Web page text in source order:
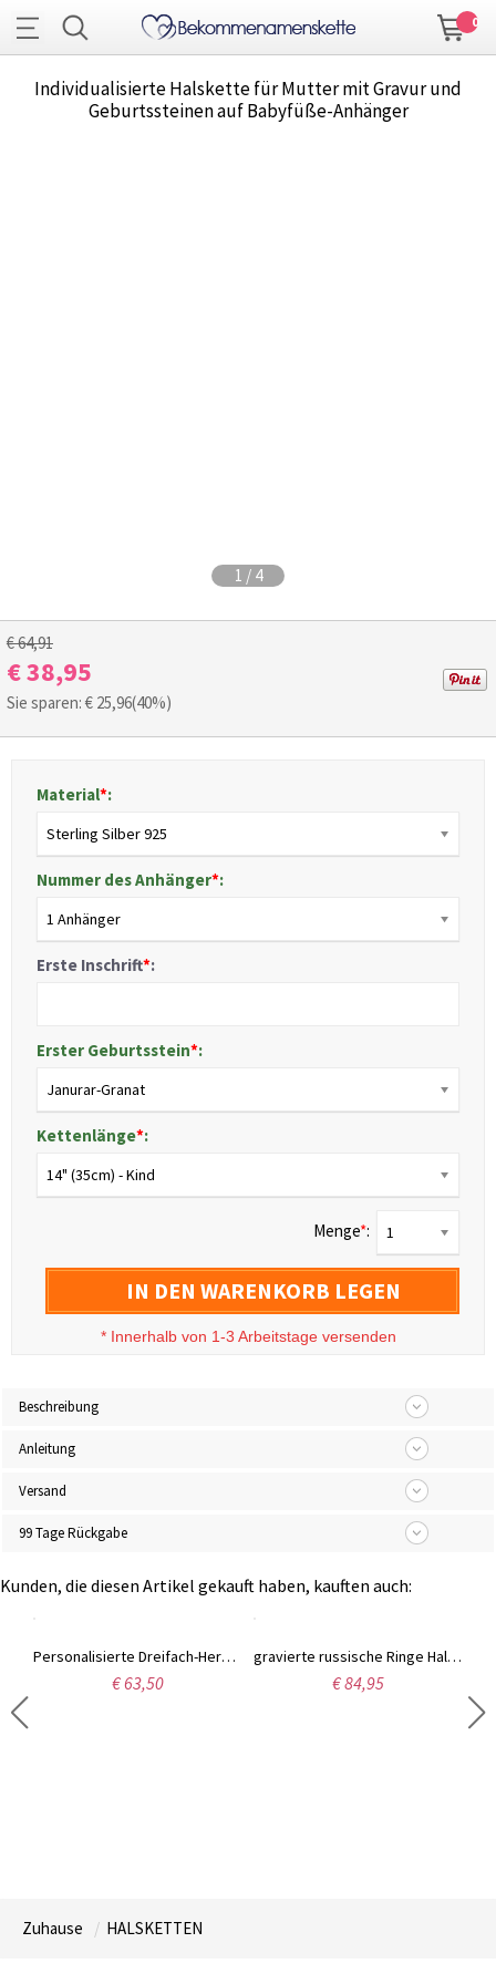
0
Individualisierte Halskette für Mutter mit Gravur und
Geburtssteinen auf Babyfüße-Anhänger
1 / 4
€ 64,91
€ 38,95
Sie sparen: € 25,96(40%)
Material*:
Sterling Silber 925
Nummer des Anhänger*:
1 Anhänger
Erste Inschrift*:
Erster Geburtsstein*:
Janurar-Granat
Kettenlänge*:
14" (35cm) - Kind
Menge*: 1
IN DEN WARENKORB LEGEN
* Innerhalb von 1-3 Arbeitstage versenden
Beschreibung
Anleitung
Versand
99 Tage Rückgabe
Kunden, die diesen Artikel gekauft haben, kauften auch:
Personalisierte Dreifach-Herz-Kleeblatt-Halskette mit Namen
€ 63,50
gravierte russische Ringe Halskette Sterling Silber
€ 84,95
Zuhause HALSKETTEN